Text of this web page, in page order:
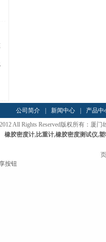
公司简介 新闻中心
产品中
All Rights Reserved版权所有：厦
橡胶密度计,比重计,橡胶密度测试仪,塑
按钮